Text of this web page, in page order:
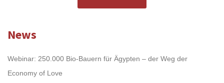
News
Webinar: 250.000 Bio-Bauern für Ägypten – der Weg der
Economy of Love